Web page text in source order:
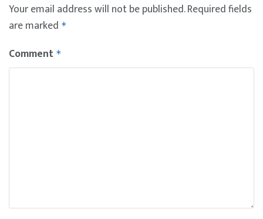
Your email address will not be published.Required fields
are marked *
Comment *